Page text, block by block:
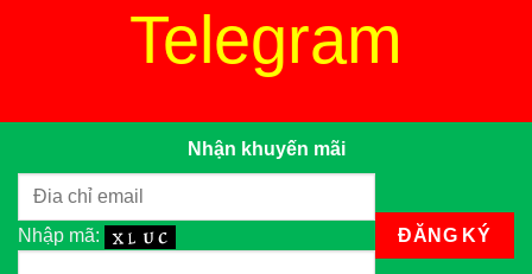
Telegram
Nhận khuyến mãi
Nhập mã: